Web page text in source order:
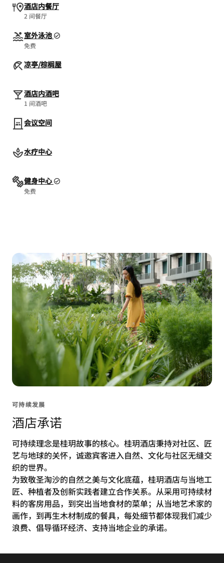
酒店内餐厅
2 间餐厅
室外泳池
免费
凉亭/棕榈屋
酒店内酒吧
1 间酒吧
会议空间
水疗中心
健身中心
免费
可持续发展
酒店承诺
可持续理念是桂玥故事的核心。桂玥酒店秉持对社区、匠
艺与地球的关怀，诚邀宾客进入自然、文化与社区无缝交
织的世界。
为致敬圣淘沙的自然之美与文化底蕴，桂玥酒店与当地工
匠、种植者及创新实践者建立合作关系。从采用可持续材
料的客房用品，到突出当地食材的菜单；从当地艺术家的
画作，到再生木材制成的餐具，每处细节都体现我们减少
浪费、倡导循环经济、支持当地企业的承诺。